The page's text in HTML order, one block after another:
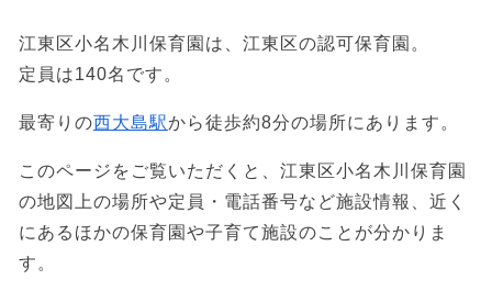
江東区小名木川保育園は、江東区の認可保育園。
定員は140名です。
最寄りの西大島駅から徒歩約8分の場所にあります。
このページをご覧いただくと、江東区小名木川保育園
の地図上の場所や定員・電話番号など施設情報、近く
にあるほかの保育園や子育て施設のことが分かりま
す。